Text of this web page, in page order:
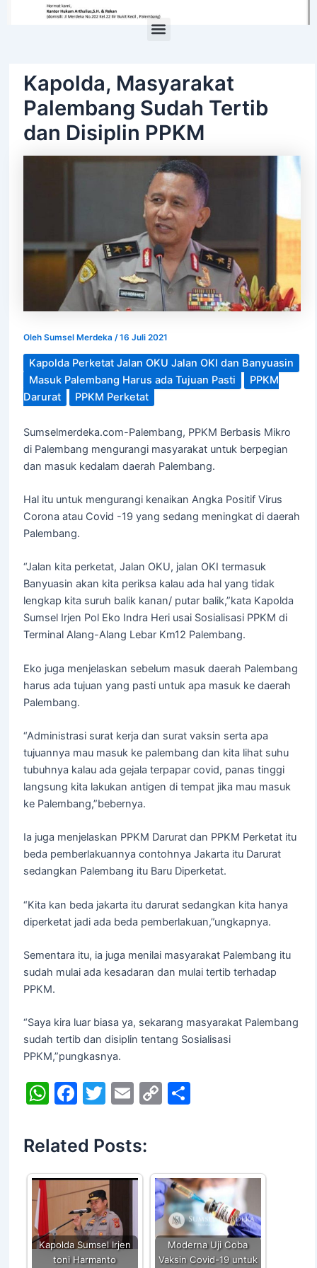
Kapolda, Masyarakat
Palembang Sudah Tertib
dan Disiplin PPKM
Oleh Sumsel Merdeka /16 Juli 2021
Kapolda Perketat Jalan OKU Jalan OKI dan Banyuasin
Masuk Palembang Harus ada Tujuan Pasti
PPKM
Darurat
PPKM Perketat
Sumselmerdeka.com-Palembang, PPKM Berbasis Mikro
di Palembang mengurangi masyarakat untuk berpegian
dan masuk kedalam daerah Palembang.
Hal itu untuk mengurangi kenaikan Angka Positif Virus
Corona atau Covid -19 yang sedang meningkat di daerah
Palembang.
“Jalan kita perketat, Jalan OKU, jalan OKI termasuk
Banyuasin akan kita periksa kalau ada hal yang tidak
lengkap kita suruh balik kanan/ putar balik,”kata Kapolda
Sumsel Irjen Pol Eko Indra Heri usai Sosialisasi PPKM di
Terminal Alang-Alang Lebar Km12 Palembang.
Eko juga menjelaskan sebelum masuk daerah Palembang
harus ada tujuan yang pasti untuk apa masuk ke daerah
Palembang.
“Administrasi surat kerja dan surat vaksin serta apa
tujuannya mau masuk ke palembang dan kita lihat suhu
tubuhnya kalau ada gejala terpapar covid, panas tinggi
langsung kita lakukan antigen di tempat jika mau masuk
ke Palembang,”bebernya.
Ia juga menjelaskan PPKM Darurat dan PPKM Perketat itu
beda pemberlakuannya contohnya Jakarta itu Darurat
sedangkan Palembang itu Baru Diperketat.
“Kita kan beda jakarta itu darurat sedangkan kita hanya
diperketat jadi ada beda pemberlakuan,”ungkapnya.
Sementara itu, ia juga menilai masyarakat Palembang itu
sudah mulai ada kesadaran dan mulai tertib terhadap
PPKM.
“Saya kira luar biasa ya, sekarang masyarakat Palembang
sudah tertib dan disiplin tentang Sosialisasi
PPKM,”pungkasnya.
W
at
s
A
p
p
F
c
e
b
o
o
k
T
itt
er
E
ai
l
C
Li
n
k
S
Related Posts:
Kapolda Sumsel Irjen
toni Harmanto
Moderna Uji Coba
Vaksin Covid-19 untuk